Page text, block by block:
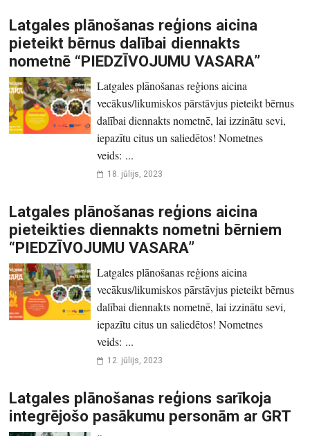
Latgales plānošanas reģions aicina
pieteikt bērnus dalībai diennakts
nometnē “PIEDZĪVOJUMU VASARA”
Latgales plānošanas reģions aicina
vecākus/likumiskos pārstāvjus pieteikt bērnus
dalībai diennakts nometnē, lai izzinātu sevi,
iepazītu citus un saliedētos! Nometnes
veids: ...
18. jūlijs, 2023
Latgales plānošanas reģions aicina
pieteikties diennakts nometni bērniem
“PIEDZĪVOJUMU VASARA”
Latgales plānošanas reģions aicina
vecākus/likumiskos pārstāvjus pieteikt bērnus
dalībai diennakts nometnē, lai izzinātu sevi,
iepazītu citus un saliedētos! Nometnes
veids: ...
12. jūlijs, 2023
Latgales plānošanas reģions sarīkoja
integrējošo pasākumu personām ar GRT